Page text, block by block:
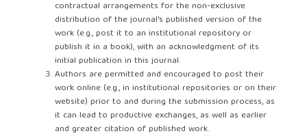
contractual arrangements for the non-exclusive
distribution of the journal's published version of the
work (e.g., post it to an institutional repository or
publish it in a book), with an acknowledgment of its
initial publication in this journal.
Authors are permitted and encouraged to post their
work online (e.g., in institutional repositories or on their
website) prior to and during the submission process, as
it can lead to productive exchanges, as well as earlier
and greater citation of published work.